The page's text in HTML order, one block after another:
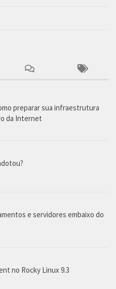
preparar sua infraestrutura
da Internet
e servidores embaixo do
no Rocky Linux 9.3